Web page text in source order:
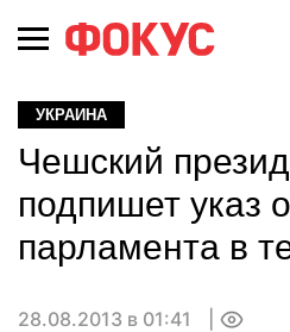
УКРАИНА
Чешский
подпишет указ
парламента в
28.08.2013 в 01:41